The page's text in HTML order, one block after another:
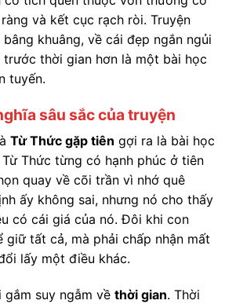
và kết cục rạch ròi. Truyện
khuâng, về cái đẹp ngắn ngủi
thời gian hơn là một bài học
tuyến.
sâu sắc của truyện
Từ Thức gặp tiên gợi ra là bài học
Từ Thức từng có hạnh phúc ở tiên
quay về cõi trần vì nhớ quê
ấy không sai, nhưng nó cho thấy
có cái giá của nó. Đôi khi con
giữ tất cả, mà phải chấp nhận mất
lấy một điều khác.
gắm suy ngẫm về thời gian. Thời